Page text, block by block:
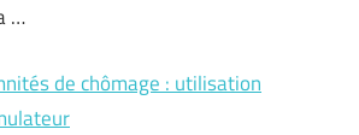
…
de chômage : utilisation